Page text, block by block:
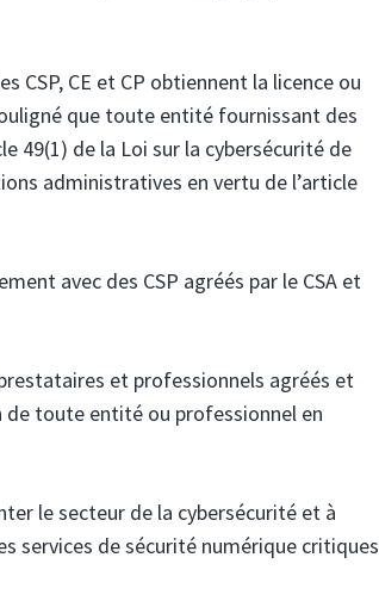
CE et CP obtiennent la licence ou
que toute entité fournissant des
49(1) de la Loi sur la cybersécurité de
administratives en vertu de l’article
avec des CSP agréés par le CSA et
et professionnels agréés et
toute entité ou professionnel en
le secteur de la cybersécurité et à
services de sécurité numérique critiques